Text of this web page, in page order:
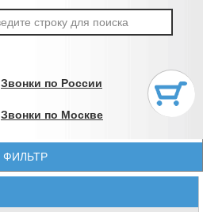
Звонки по России
Звонки по Москве
ФИЛЬТР